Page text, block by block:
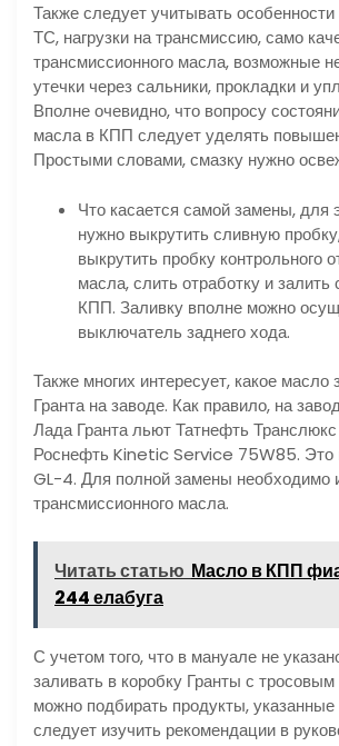
Также следует учитывать
ТС, нагрузки на трансмиссию, само
трансмиссионного масла, возможные
утечки через сальники, прокладки и
Вполне очевидно, что вопросу
масла в КПП следует уделять
Простыми словами, смазку нужно
Что касается самой замены, для
нужно выкрутить сливную
выкрутить пробку контрольного
масла, слить отработку и
КПП. Заливку вполне можно
выключатель заднего хода.
Также многих интересует, какое
Гранта на заводе. Как правило, на
Лада Гранта льют Татнефть
Роснефть Kinetic Service 75W85. Это
GL-4. Для полной замены необходимо
трансмиссионного масла.
Читать статью Масло в КПП
244 елабуга
С учетом того, что в мануале не
заливать в коробку Гранты с
можно подбирать продукты,
следует изучить рекомендации в